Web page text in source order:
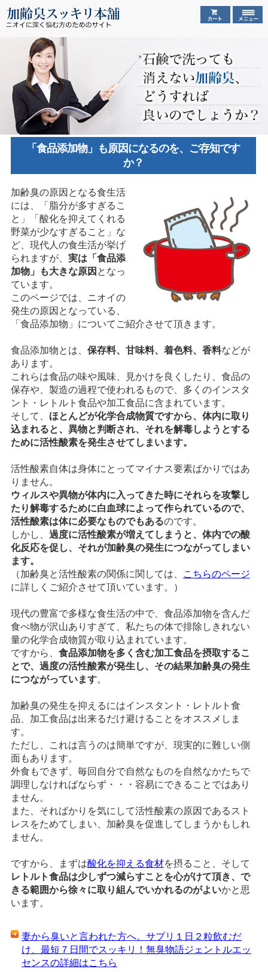
「食品添加物」も原因になるのを、ご存知です
か？
加齢臭の原因となる食生活
には、「脂分が多すぎるこ
と」「酸化を抑えてくれる
野菜が少なすぎること」な
ど、現代人の食生活が挙げ
られますが、 実は「食品添
加物」も大きな原因 となっ
ています。
このページでは、ニオイの
発生の原因となっている、
「食品添加物」についてご紹介させて頂きます。
食品添加物とは、 保存料、甘味料、着色料、香料などが
あります。
これらは食品の味や風味、見かけを良くしたり、食品の
保存や、製造の過程で使われるもので、多くのインスタ
ント・レトルト食品や加工食品に含まれています。
そして、 ほとんどが化学合成物質ですから、体内に取り
込まれると、異物と判断され、それを解毒しようとする
ために活性酸素を発生させてしまいます。
活性酸素自体は身体にとってマイナス要素ばかりではあ
りません。
ウィルスや異物が体内に入ってきた時にそれらを攻撃し
たり解毒するために白血球によって作られているので、
活性酸素は体に必要なものでもあるのです。
しかし、 過度に活性酸素が増えてしまうと、体内での酸
化反応を促し、それが加齢臭の発生につながってしまい
ます。
（加齢臭と活性酸素の関係に関しては、
こちらのページ
に詳しくご紹介させて頂いています。）
現代の豊富で多様な食生活の中で、食品添加物を含んだ
食べ物が沢山ありすぎて、私たちの体で排除しきれない
量の化学合成物質が取り込まれています。
ですから、 食品添加物を多く含む加工食品を摂取するこ
とで、過度の活性酸素が発生し、その結果加齢臭の発生
につながっています。
加齢臭の発生を抑えるにはインスタント・レトルト食
品、加工食品は出来るだけ避けることをオススメしま
す。
ただし、これは言うのは簡単ですが、現実的に難しい側
面もあります。
外食もできず、毎回自分で自然なものを自然なかたちで
調理しなければならず・・・容易にできることではあり
ません。
また、そればかりを気にして活性酸素の原因であるスト
レスをためてしまい、加齢臭を促進してしまうかもしれ
ません。
ですから、まずは酸化を抑える食材を摂ること、そして
レトルト食品は少しずつ減らすことを心がけて頂き、で
きる範囲から徐々に取り組んでいかれるのがよいかと思
います。
妻から臭いと言われた方へ。サプリ１日２粒飲むだ
け、最短７日間でスッキリ！無臭物語ジェントルエッ
センスの詳細はこちら